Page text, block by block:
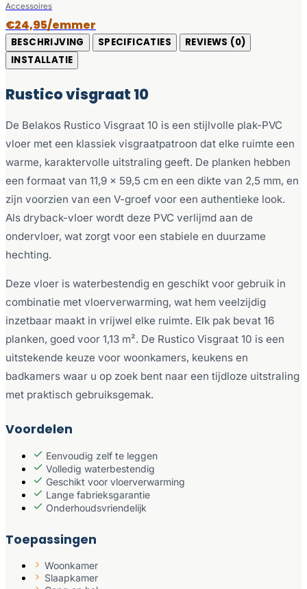
Accessoires
€24,95/emmer
BESCHRIJVING SPECIFICATIES
REVIEWS (0)
INSTALLATIE
Rustico visgraat 10
De Belakos Rustico Visgraat 10 is een stijlvolle plak-PVC
vloer met een klassiek visgraatpatroon dat elke ruimte een
warme, karaktervolle uitstraling geeft. De planken hebben
een formaat van 11,9 x 59,5 cm en een dikte van 2,5 mm, en
zijn voorzien van een V-groef voor een authentieke look.
Als dryback-vloer wordt deze PVC verlijmd aan de
ondervloer, wat zorgt voor een stabiele en duurzame
hechting.
Deze vloer is waterbestendig en geschikt voor gebruik in
combinatie met vloerverwarming, wat hem veelzijdig
inzetbaar maakt in vrijwel elke ruimte. Elk pak bevat 16
planken, goed voor 1,13 m². De Rustico Visgraat 10 is een
uitstekende keuze voor woonkamers, keukens en
badkamers waar u op zoek bent naar een tijdloze uitstraling
met praktisch gebruiksgemak.
Voordelen
Eenvoudig zelf te leggen
Volledig waterbestendig
Geschikt voor vloerverwarming
Lange fabrieksgarantie
Onderhoudsvriendelijk
Toepassingen
Woonkamer
Slaapkamer